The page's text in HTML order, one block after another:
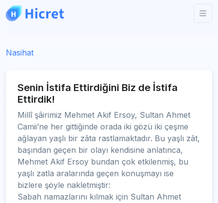
Nasihat
Senin İstifa Ettirdiğini Biz de İstifa
Ettirdik!
Millî şâirimiz Mehmet Akif Ersoy, Sultan Ahmet
Camii’ne her gittiğinde orada iki gözü iki çeşme
ağlayan yaşlı bir zâta rastlamaktadır. Bu yaşlı zât,
başından geçen bir olayı kendisine anlatınca,
Mehmet Akif Ersoy bundan çok etkilenmiş, bu
yaşlı zatla aralarında geçen konuşmayı ise
bizlere şöyle nakletmiştir:
Sabah namazlarını kılmak için Sultan Ahmet